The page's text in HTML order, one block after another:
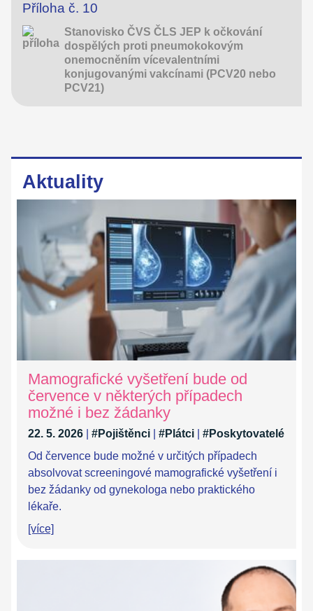
Příloha č. 10
Stanovisko ČVS ČLS JEP k očkování
dospělých proti pneumokokovým
onemocněním vícevalentními
konjugovanými vakcínami (PCV20 nebo
PCV21)
Aktuality
Mamografické vyšetření bude od
července v některých případech
možné i bez žádanky
22. 5. 2026 #Pojištěnci #Plátci
#Poskytovatelé
Od července bude možné v určitých případech
absolvovat screeningové mamografické vyšetření i
bez žádanky od gynekologa nebo praktického
lékaře.
[více]